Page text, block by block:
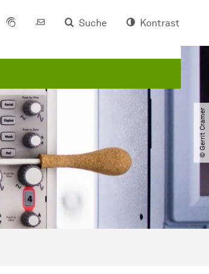
Suche Kontrast
© Gerrit Cramer